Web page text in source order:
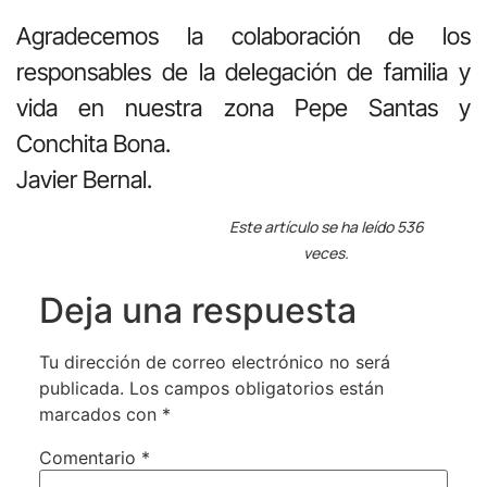
Agradecemos la colaboración de los
responsables de la delegación de familia y
vida en nuestra zona Pepe Santas y
Conchita Bona.
Javier Bernal.
Este artículo se ha leído 536
veces.
Deja una respuesta
Tu dirección de correo electrónico no será
publicada. Los campos obligatorios están
marcados con *
Comentario *